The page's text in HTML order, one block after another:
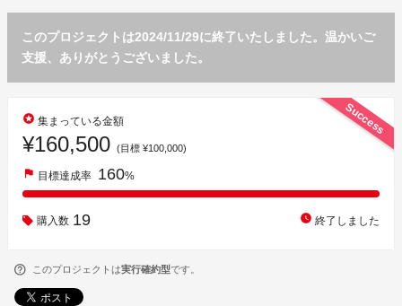
このプロジェクトは2024/11/29に終了いたしました。温かいご
支援、ありがとうございました。
Success
stars 集まっている金額
¥160,500 (目標 ¥100,000)
flag 目標達成率 160%
購入数 19 watch_later 終了しました
このプロジェクトは実行確約型です。